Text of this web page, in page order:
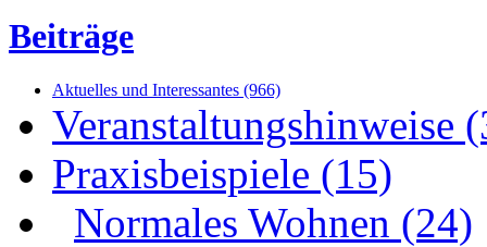
Beiträge
Aktuelles und Interessantes (966)
Veranstaltungshinweise
Praxisbeispiele (15)
Normales Wohnen (24)